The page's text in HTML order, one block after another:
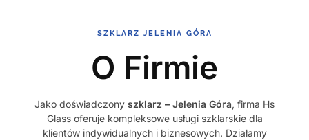
SZKLARZ JELENIA GÓRA
O Firmie
Jako doświadczony szklarz – Jelenia Góra, firma Hs
Glass oferuje kompleksowe usługi szklarskie dla
klientów indywidualnych i biznesowych. Działamy